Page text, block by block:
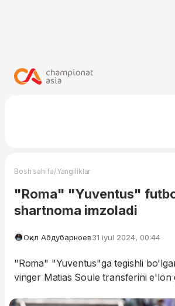
Bosh sahifa/Yangiliklar
"Roma" "Yuventus"
shartnoma imzoladi
Оқил Абдубарноев31 iyul 2024, 00:44
"Roma" "Yuventus"ga tegishli
vinger Matias Soule transferini e'lon